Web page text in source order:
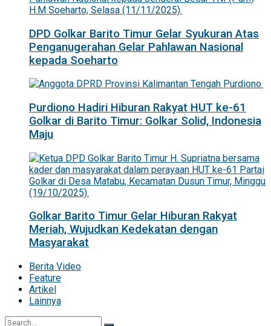
DPD Golkar Barito Timur Gelar Syukuran Atas
Penganugerahan Gelar Pahlawan Nasional
kepada Soeharto
Purdiono Hadiri Hiburan Rakyat HUT ke-61
Golkar di Barito Timur: Golkar Solid, Indonesia
Maju
Golkar Barito Timur Gelar Hiburan Rakyat
Meriah, Wujudkan Kedekatan dengan
Masyarakat
Berita Video
Feature
Artikel
Lainnya